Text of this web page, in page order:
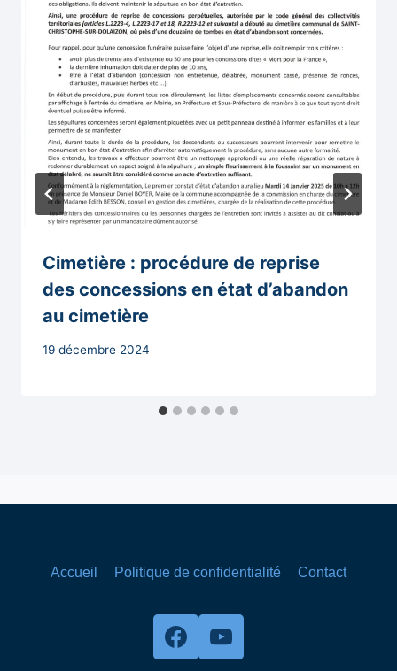
Cimetière : procédure de reprise
des concessions en état d’abandon
au cimetière
Par
19 décembre 2024
Accueil Politique de confidentialité Contact